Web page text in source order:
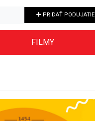
PRIDAŤ PODUJATIE
FILMY